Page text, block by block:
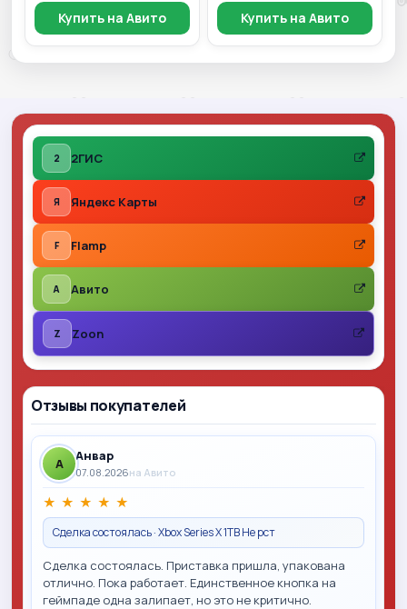
Купить на Авито Купить на Авито
Отзывы покупателей
A Анвар
07.08.2026на Авито
★ ★ ★ ★ ★
Сделка состоялась · Xbox Series X 1TB Не рст
Сделка состоялась. Приставка пришла, упакована
отлично. Пока работает. Единственное кнопка на
геймпаде одна залипает, но это не критично.
2 2ГИС
Я Яндекс Карты
F Flamp
A Авито
Z Zoon